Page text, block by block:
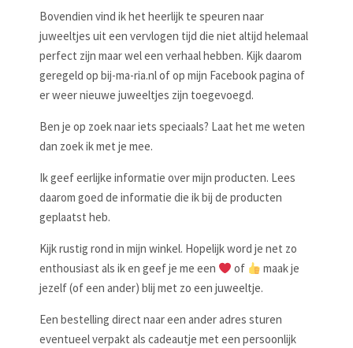
Bovendien vind ik het heerlijk te speuren naar
juweeltjes uit een vervlogen tijd die niet altijd helemaal
perfect zijn maar wel een verhaal hebben. Kijk daarom
geregeld op bij-ma-ria.nl of op mijn Facebook pagina of
er weer nieuwe juweeltjes zijn toegevoegd.
Ben je op zoek naar iets speciaals? Laat het me weten
dan zoek ik met je mee.
Ik geef eerlijke informatie over mijn producten. Lees
daarom goed de informatie die ik bij de producten
geplaatst heb.
Kijk rustig rond in mijn winkel. Hopelijk word je net zo
enthousiast als ik en geef je me een
of
maak je
jezelf (of een ander) blij met zo een juweeltje.
Een bestelling direct naar een ander adres sturen
eventueel verpakt als cadeautje met een persoonlijk